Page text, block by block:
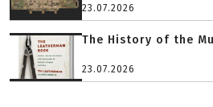
23.07.2026
The History of the
23.07.2026